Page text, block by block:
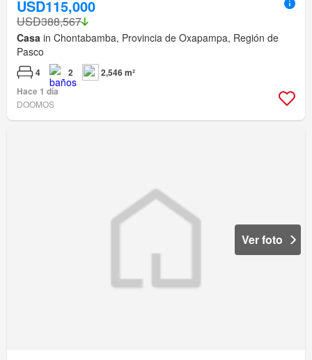
USD115,000
USD388,567
Casa in Chontabamba, Provincia de Oxapampa, Región de
Pasco
4 2
2,546 m²
Hace 1 día
DOOMOS
Ver foto